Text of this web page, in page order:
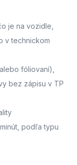
je na vozidle,
v technickom
fóliovaní),
bez zápisu v TP
, podľa typu